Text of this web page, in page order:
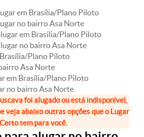
em Brasília/Plano Piloto
no bairro Asa Norte
em Brasília/Plano Piloto
no bairro Asa Norte
Plano Piloto
Asa Norte
em Brasília/Plano Piloto
no bairro Asa Norte
foi alugado ou está indisponível,
veja abaixo outras opções que o Lugar
Certo tem para você.